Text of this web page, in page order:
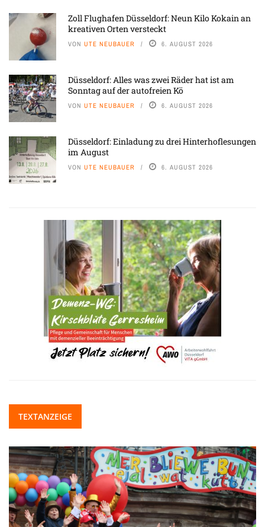
Zoll Flughafen Düsseldorf: Neun Kilo Kokain an
kreativen Orten versteckt
VON UTE NEUBAUER 6. AUGUST 2026
Düsseldorf: Alles was zwei Räder hat ist am
Sonntag auf der autofreien Kö
VON UTE NEUBAUER 6. AUGUST 2026
Düsseldorf: Einladung zu drei Hinterhoflesungen
im August
VON UTE NEUBAUER 6. AUGUST 2026
TEXTANZEIGE